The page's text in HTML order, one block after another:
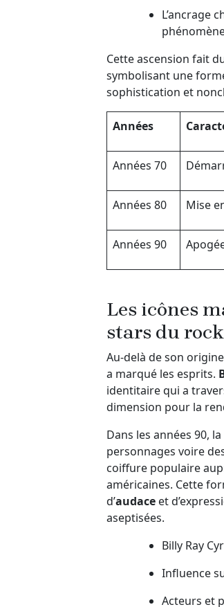
L’ancrage
Cette ascension fait
symbolisant une
sophistication et
Années
Années 70
Années 80 Mise
Années 90
Les icônes
stars du
Au-delà de son
a marqué les esprits.
identitaire qui a
dimension pour la
Dans les années 90,
personnages voire
coiffure populaire
américaines. Cette
d’audace et
aseptisées.
Billy Ray
Influence
Acteurs et